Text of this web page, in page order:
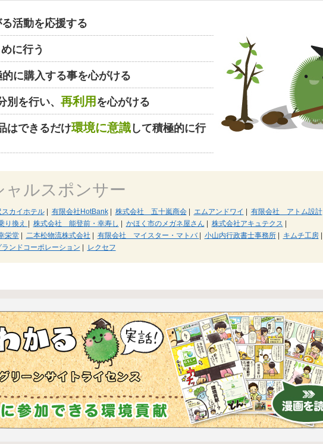
活動を応援する
に行う
に購入する事を心がける
別を行い、 再利用 を心がける
はできるだけ環境に意識して積極的に行
ルスポンサー
カイホテル| 有限会社HotBank| 株式会社 五十嵐商会| エムアンドワイ 有限会社 アトム設計|
換え 株式会社 能登前・幸寿し かほく市のメガネ屋さん 株式会社アキュテクス
栄堂| 二本松物流株式会社 有限会社 マイスター・マトバ 小山内行政書士事務所| キムチ工房|
ンドコーポレーション レクセフ